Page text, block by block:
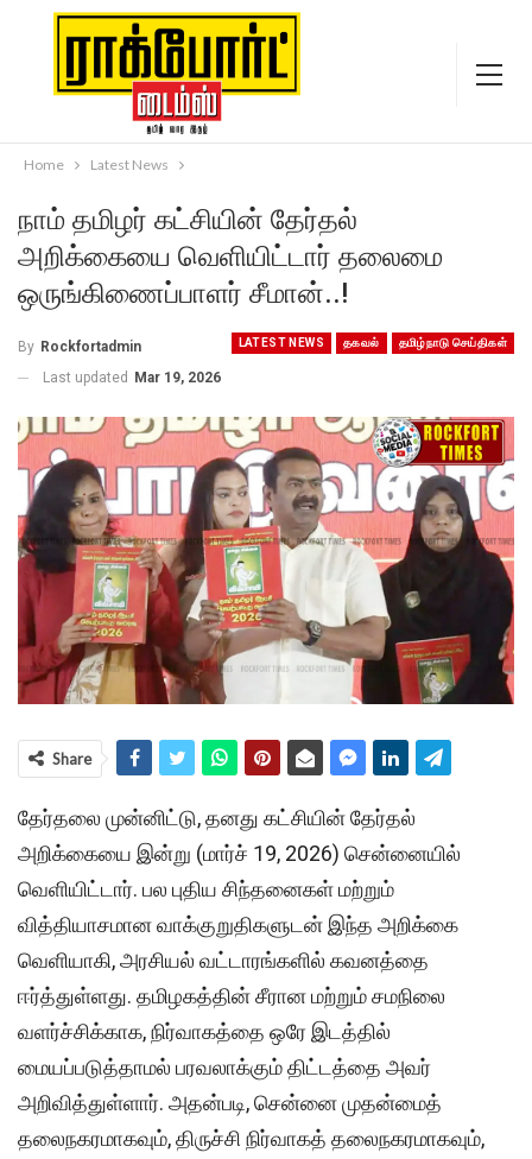
Home Latest News
நாம் தமிழர் கட்சியின் தேர்தல்
அறிக்கையை வெளியிட்டார் தலைமை
ஒருங்கிணைப்பாளர் சீமான்..!
LATEST NEWS தகவல் தமிழ்நாடு செய்திகள்
By Rockfortadmin
Last updated Mar 19, 2026
Share
தேர்தலை முன்னிட்டு, தனது கட்சியின் தேர்தல்
அறிக்கையை இன்று (மார்ச் 19, 2026) சென்னையில்
வெளியிட்டார். பல புதிய சிந்தனைகள் மற்றும்
வித்தியாசமான வாக்குறுதிகளுடன் இந்த அறிக்கை
வெளியாகி, அரசியல் வட்டாரங்களில் கவனத்தை
ஈர்த்துள்ளது. தமிழகத்தின் சீரான மற்றும் சமநிலை
வளர்ச்சிக்காக, நிர்வாகத்தை ஒரே இடத்தில்
மையப்படுத்தாமல் பரவலாக்கும் திட்டத்தை அவர்
அறிவித்துள்ளார். அதன்படி, சென்னை முதன்மைத்
தலைநகரமாகவும், திருச்சி நிர்வாகத் தலைநகரமாகவும்,